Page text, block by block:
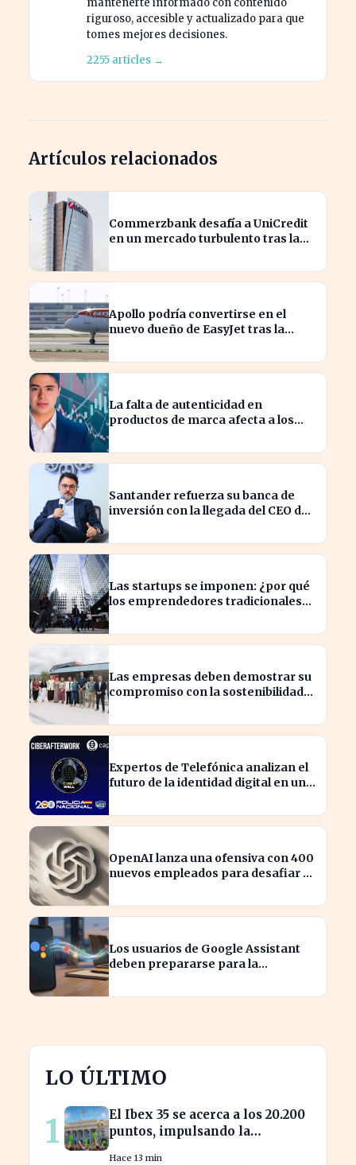
mantenerte informado con contenido
riguroso, accesible y actualizado para que
tomes mejores decisiones.
2255 articles →
Artículos relacionados
Commerzbank desafía a UniCredit
en un mercado turbulento tras la
Apollo podría convertirse en el
nuevo dueño de EasyJet tras la
La falta de autenticidad en
productos de marca afecta a los
Santander refuerza su banca de
inversión con la llegada del CEO de
Las startups se imponen: ¿por qué
los emprendedores tradicionales
Las empresas deben demostrar su
compromiso con la sostenibilidad
Expertos de Telefónica analizan el
futuro de la identidad digital en un
OpenAI lanza una ofensiva con 400
nuevos empleados para desafiar a
Los usuarios de Google Assistant
deben prepararse para la
dispositivos.
LO ÚLTIMO
1
El Ibex 35 se acerca a los 20.200
puntos, impulsando la
Hace 13 min